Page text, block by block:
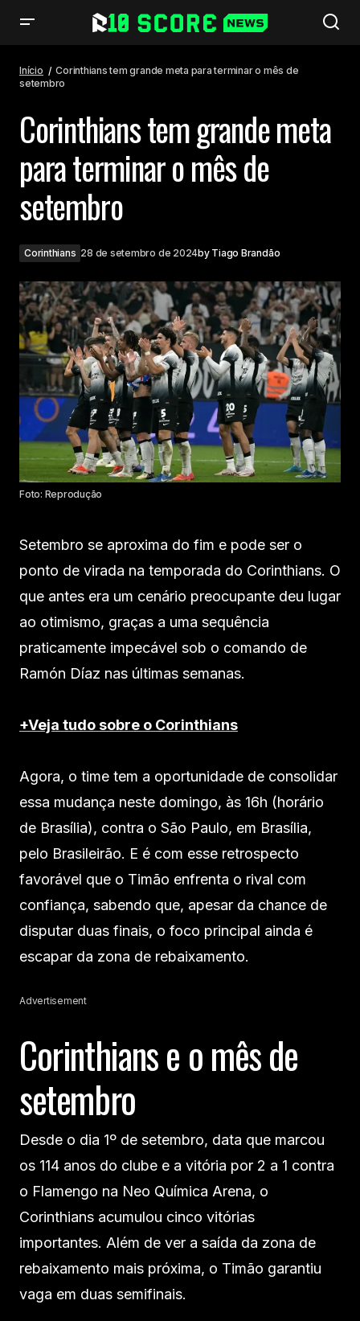
Início
Corinthians tem grande meta para terminar o mês de
setembro
Corinthians tem grande meta
para terminar o mês de
setembro
Corinthians 28 de setembro de 2024by Tiago Brandão
Foto: Reprodução
Setembro se aproxima do fim e pode ser o
ponto de virada na temporada do Corinthians. O
que antes era um cenário preocupante deu lugar
ao otimismo, graças a uma sequência
praticamente impecável sob o comando de
Ramón Díaz nas últimas semanas.
+Veja tudo sobre o Corinthians
Agora, o time tem a oportunidade de consolidar
essa mudança neste domingo, às 16h (horário
de Brasília), contra o São Paulo, em Brasília,
pelo Brasileirão. E é com esse retrospecto
favorável que o Timão enfrenta o rival com
confiança, sabendo que, apesar da chance de
disputar duas finais, o foco principal ainda é
escapar da zona de rebaixamento.
Advertisement
Corinthians e o mês de
setembro
Desde o dia 1º de setembro, data que marcou
os 114 anos do clube e a vitória por 2 a 1 contra
o Flamengo na Neo Química Arena, o
Corinthians acumulou cinco vitórias
importantes. Além de ver a saída da zona de
rebaixamento mais próxima, o Timão garantiu
vaga em duas semifinais.